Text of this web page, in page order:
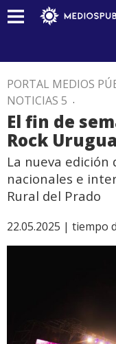
PORTAL MEDIOS
NOTICIAS 5 .
El fin de
Rock
La nueva
nacionales e
Rural del Prado
22.05.2025 | tiempo